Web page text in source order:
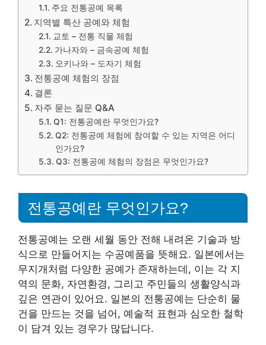
주요 전통공예 목록
지역별 특산 공예와 체험
교토 – 전통 직물 체험
가나자와 – 금속공예 체험
오키나와 – 도자기 체험
전통공예 체험의 장점
결론
자주 묻는 질문 Q&A
Q1: 전통공예란 무엇인가요?
Q2: 전통공예 체험에 참여할 수 있는 지역은 어디
인가요?
Q3: 전통공예 체험의 장점은 무엇인가요?
전통공예란 무엇인가요?
전통공예는 오랜 세월 동안 전해 내려온 기술과 방
식으로 만들어지는 수공예품을 뜻해요. 일본에서는
무지개처럼 다양한 공예가 존재하는데, 이는 각 지
역의 문화, 자연환경, 그리고 주민들의 생활양식과
깊은 연관이 있어요. 일본의 전통공예는 단순히 물
건을 만드는 것을 넘어, 예술적 표현과 심오한 철학
이 담겨 있는 경우가 많답니다.